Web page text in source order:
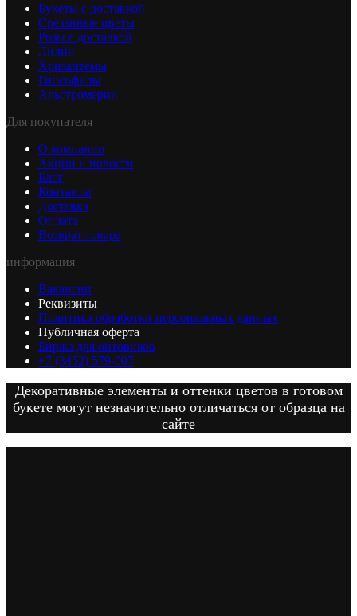
Букеты с доставкой
Срезанные цветы
Розы с доставкой
Лилии
Хризантемы
Гипсофилы
Альстромерии
Для покупателя
О компании
Акции и новости
Блог
Контакты
Доставка
Оплата
Возврат товара
информация
Вакансии
Реквизиты
Политика обработки персональных данных
Публичная оферта
Биржа для оптовиков
+7 (3452) 579-007
Декоративные элементы и оттенки цветов в готовом
букете могут незначительно отличаться от образца на
сайте